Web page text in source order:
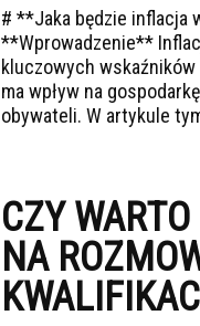
# **Jaka będzie inflacja
**Wprowadzenie**
kluczowych
ma wpływ na
obywateli. W artykule
CZY
NA